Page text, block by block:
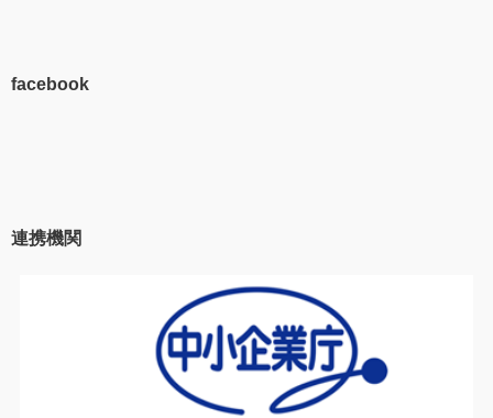
facebook
連携機関